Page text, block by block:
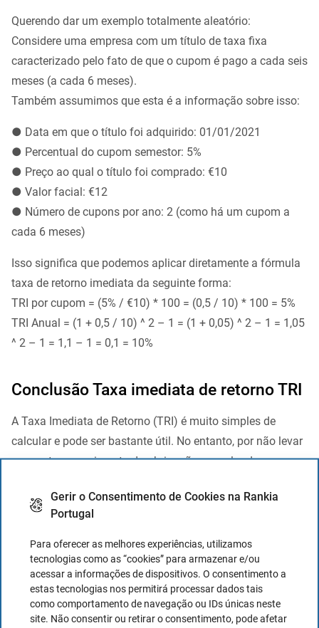
Gerir o Consentimento de Cookies na Rankia
Portugal
Para oferecer as melhores experiências, utilizamos
tecnologias como as “cookies” para armazenar e/ou
acessar a informações de dispositivos. O consentimento a
estas tecnologias nos permitirá processar dados tais
como comportamento de navegação ou IDs únicas neste
site. Não consentir ou retirar o consentimento, pode afetar
Querendo dar um exemplo totalmente aleatório:
Considere uma empresa com um título de taxa fixa
caracterizado pelo fato de que o cupom é pago a cada seis
meses (a cada 6 meses).
Também assumimos que esta é a informação sobre isso:
● Data em que o título foi adquirido: 01/01/2021
● Percentual do cupom semestor: 5%
● Preço ao qual o título foi comprado: €10
● Valor facial: €12
● Número de cupons por ano: 2 (como há um cupom a
cada 6 meses)
Isso significa que podemos aplicar diretamente a fórmula
taxa de retorno imediata da seguinte forma:
TRI por cupom = (5% / €10) * 100 = (0,5 / 10) * 100 = 5%
TRI Anual = (1 + 0,5 / 10) ^ 2 – 1 = (1 + 0,05) ^ 2 – 1 = 1,05
^ 2 – 1 = 1,1 – 1 = 0,1 = 10%
Conclusão Taxa imediata de retorno TRI
A Taxa Imediata de Retorno (TRI) é muito simples de
calcular e pode ser bastante útil. No entanto, por não levar
em conta o vencimento da obrigação e o valor do
portanto, incorreto.
recomendamos que você considere o rendimento à
maturidade (YTM), que é a taxa de retorno no vencimento,
já que este último compensa as deficiências do Tri.